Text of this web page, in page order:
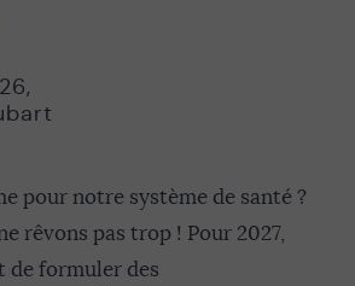
,
pour notre système de santé ?
rêvons pas trop ! Pour 2027,
de formuler des